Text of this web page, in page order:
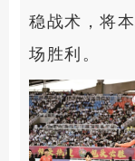
稳战术，将
场胜利。